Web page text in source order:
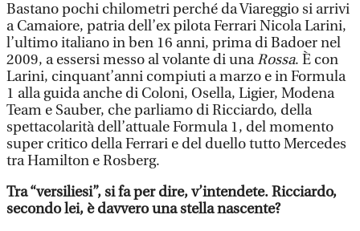
Bastano pochi chilometri perché da Viareggio si arrivi
a Camaiore, patria dell’ex pilota Ferrari Nicola Larini,
l’ultimo italiano in ben 16 anni, prima di Badoer nel
2009, a essersi messo al volante di unaRossa. È con
Larini, cinquant’anni compiuti a marzo e in Formula
1 alla guida anche di Coloni, Osella, Ligier, Modena
Team e Sauber, che parliamo di Ricciardo, della
spettacolarità dell’attuale Formula 1, del momento
super critico della Ferrari e del duello tutto Mercedes
tra Hamilton e Rosberg.
Tra “versiliesi”, si fa per dire, v’intendete. Ricciardo,
secondo lei, è davvero una stella nascente?